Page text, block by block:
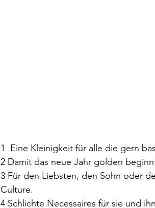
1  Eine Kleinigkeit für alle die gern
2 Damit das neue Jahr golden
3 Für den Liebsten, den Sohn oder
Culture.
4 Schlichte Necessaires für sie und